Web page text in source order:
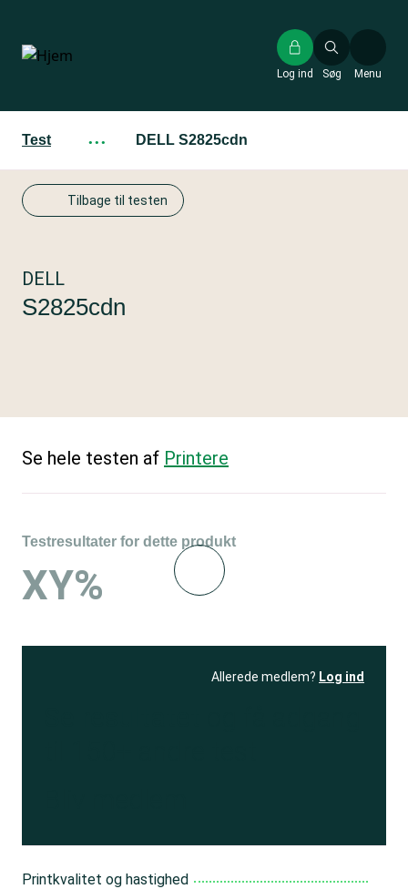
hovedindhold
Søg
Log ind Menu
Test ··· DELL S2825cdn
Tilbage til testen
DELL
S2825cdn
Se hele testen af Printere
Testresultater for dette produkt
XY%
Allerede medlem? Log ind
Printkvalitet og hastighed